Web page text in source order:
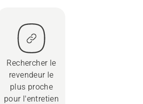
Rechercher le
revendeur le
plus proche
pour l'entretien